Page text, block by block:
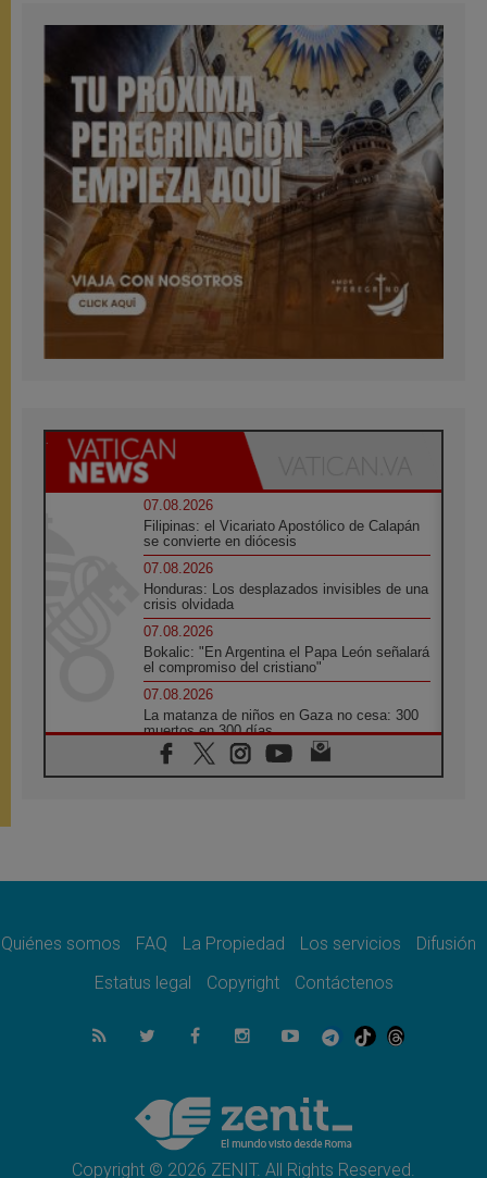
07.08.2026
Filipinas: el Vicariato Apostólico de Calapán
se convierte en diócesis
07.08.2026
Honduras: Los desplazados invisibles de una
crisis olvidada
07.08.2026
Bokalic: "En Argentina el Papa León señalará
el compromiso del cristiano"
07.08.2026
La matanza de niños en Gaza no cesa: 300
muertos en 300 días
07.08.2026
Tagle: La guerra desfigura el mundo, solo la
como misión al servicio del Evangelio
SIGNIS 2026, dar voz a las religiosas en el
07.08.2026
Lanzan un proyecto de empoderamiento
Programa oficial del Viaje Apostólico del
Papa León XIV a Francia
Quiénes somos FAQ La Propiedad Los servicios
Difusión
Estatus legal
Copyright Contáctenos
Copyright © 2026 ZENIT. All Rights Reserved.